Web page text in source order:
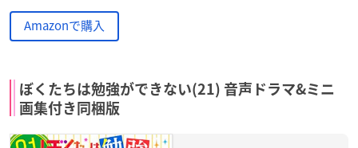
Amazonで購入
ぼくたちは勉強ができない(21) 音声ドラマ&ミニ
画集付き同梱版